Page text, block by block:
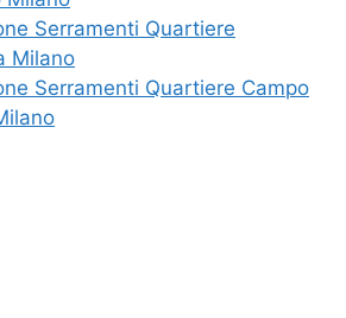
Serramenti Quartiere
Milano
Serramenti Quartiere Campo